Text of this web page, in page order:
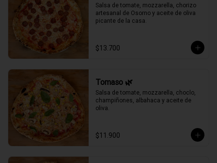
Salsa de tomate, mozzarella, chorizo
artesanal de Osorno y aceite de oliva
picante de la casa.
$13.700
Tomaso 🌿
Salsa de tomate, mozzarella, choclo,
champiñones, albahaca y aceite de
oliva.
$11.900